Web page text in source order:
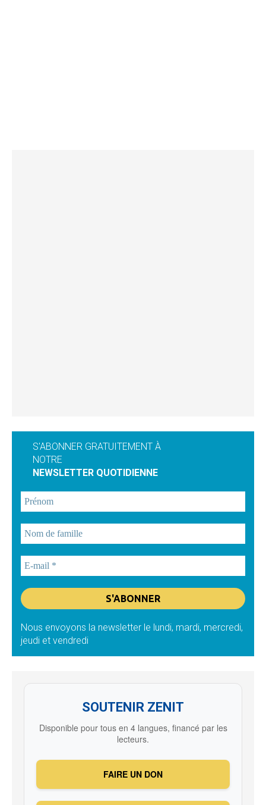
S'ABONNER GRATUITEMENT À
NOTRE
NEWSLETTER QUOTIDIENNE
Nous envoyons la newsletter le lundi, mardi, mercredi,
jeudi et vendredi
SOUTENIR ZENIT
Disponible pour tous en 4 langues, financé par les
lecteurs.
FAIRE UN DON